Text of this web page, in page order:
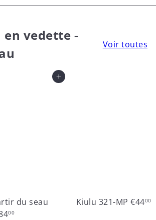
en vedette -
Voir toutes
Ajouter au panier
du seau
00
Kiulu 321-MP€4400